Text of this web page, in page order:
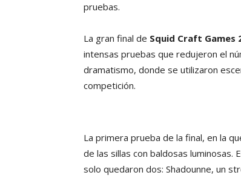
pruebas.
La gran final de Squid Craft Games
intensas pruebas que redujeron el
dramatismo, donde se utilizaron
competición.
La primera prueba de la final, en la
de las sillas con baldosas luminosas.
solo quedaron dos: Shadounne, un